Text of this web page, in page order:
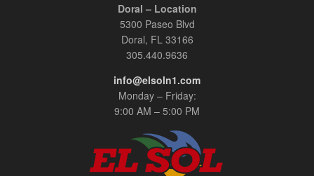
Doral – Location
5300 Paseo Blvd
Doral, FL 33166
305.440.9636
info@elsoln1.com
Monday – Friday:
9:00 AM – 5:00 PM